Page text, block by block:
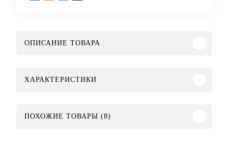
ОПИСАНИЕ ТОВАРА
ХАРАКТЕРИСТИКИ
ПОХОЖИЕ ТОВАРЫ (8)